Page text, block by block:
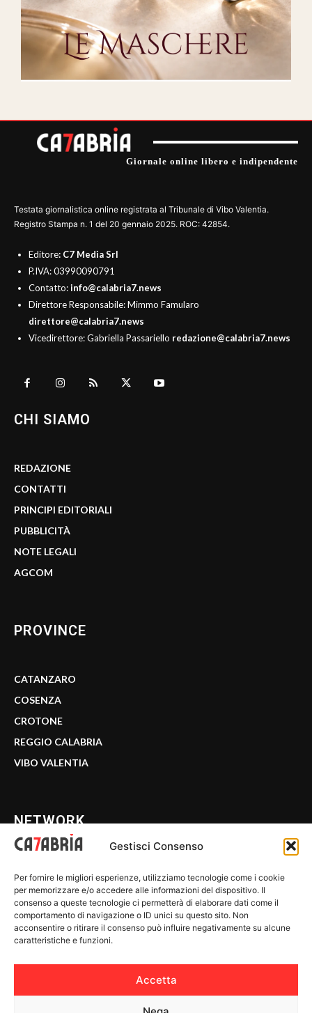
Gestisci Consenso
Per fornire le migliori esperienze, utilizziamo tecnologie come i cookie
per memorizzare e/o accedere alle informazioni del dispositivo. Il
consenso a queste tecnologie ci permetterà di elaborare dati come il
comportamento di navigazione o ID unici su questo sito. Non
acconsentire o ritirare il consenso può influire negativamente su alcune
caratteristiche e funzioni.
Accetta
Giornale online libero e indipendente
Testata giornalistica online registrata al Tribunale di Vibo Valentia.
Registro Stampa n. 1 del 20 gennaio 2025. ROC: 42854.
Editore: C7 Media Srl
P.IVA: 03990090791
Contatto:info@calabria7.news
Direttore Responsabile: Mimmo Famularo
direttore@calabria7.news
Vicedirettore: Gabriella Passariello redazione@calabria7.news
CHI SIAMO
REDAZIONE
CONTATTI
PRINCIPI EDITORIALI
PUBBLICITÀ
NOTE LEGALI
AGCOM
PROVINCE
CATANZARO
COSENZA
CROTONE
REGGIO CALABRIA
VIBO VALENTIA
NETWORK
WE CALABRIA
C7 PLAY
MIX ZONE